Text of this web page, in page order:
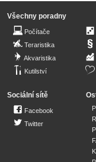
Všechny poradny
Počítače
Teraristika
Akvaristika
Kutilství
Sociální sítě
Facebook
Twitter